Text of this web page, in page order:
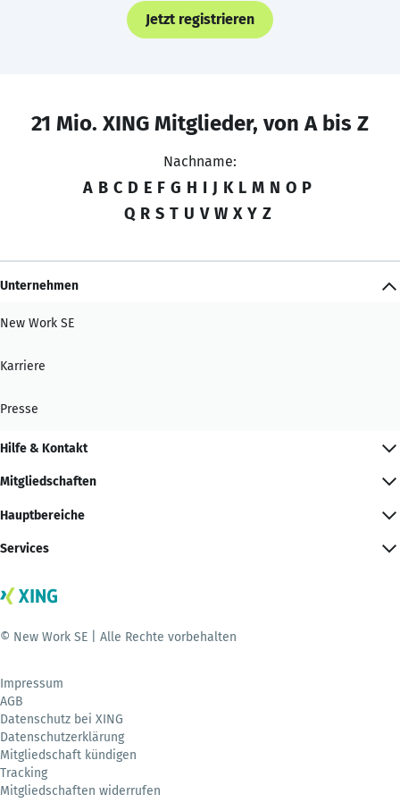
Jetzt registrieren
21 Mio. XING Mitglieder, von A bis Z
Nachname:
A B C D E F G H I J K L M N O P
Q R S T U V W X Y Z
Unternehmen
New Work SE
Karriere
Presse
Hilfe & Kontakt
Mitgliedschaften
Hauptbereiche
Services
© New Work SE | Alle Rechte vorbehalten
Impressum
AGB
Datenschutz bei XING
Datenschutzerklärung
Mitgliedschaft kündigen
Tracking
Mitgliedschaften widerrufen